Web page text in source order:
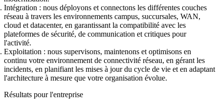
Intégration : nous déployons et connectons les différentes couches
réseau à travers les environnements campus, succursales, WAN,
cloud et datacenter, en garantissant la compatibilité avec les
plateformes de sécurité, de communication et critiques pour
l'activité.
Exploitation : nous supervisons, maintenons et optimisons en
continu votre environnement de connectivité réseau, en gérant les
incidents, en planifiant les mises à jour du cycle de vie et en adaptant
l'architecture à mesure que votre organisation évolue.
Résultats pour l'entreprise